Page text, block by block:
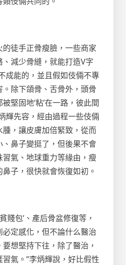
徒手正骨瘦臉，一些商家
減少骨縫，就能打造V字
成能的，並且假如伎倆不專
除下頜骨、舌骨外，頭骨
堅固地‘粘’在一路，彼此間
輝先容，經由過程一些伎倆
，讓皮膚加倍緊致，從而
鼻子變挺了，但後果不會
氣、地球重力等緣由，瘦
子，很快就會恢復如初。
包’、產后骨盆修復等，
定感化，但不論什么醫治
想堅持下往，除了醫治，
氣。”李炳輝說，好比假性